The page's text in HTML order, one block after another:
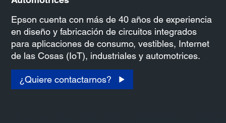
Epson cuenta con más de 40 años de experiencia
en diseño y fabricación de circuitos integrados
para aplicaciones de consumo, vestibles, Internet
de las Cosas (IoT), industriales y automotrices.
¿Quiere contactarnos?